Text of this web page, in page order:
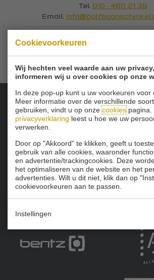
Cookievoorkeuren
Wij hechten veel waarde aan uw
informeren wij u over cookies op onze
In deze pop-up kunt u uw voorkeuren voor
Meer informatie over de verschillende
gebruiken, vindt u op onzecookiespagina.
privacyverklaring leest u hoe we uw
verwerken.
Door op "Akkoord" te klikken, geeft u
gebruik van alle cookies, waaronder
en advertentie/trackingcookies. Deze
het optimaliseren van de website en het
advertenties. Wilt u dit niet, klik dan op
cookievoorkeuren aan te passen.
Instellingen
Tel 010 - 460 21 39
Email
Onze sponsoren: